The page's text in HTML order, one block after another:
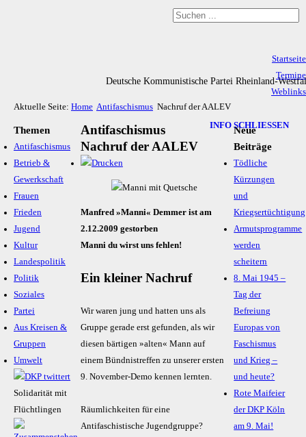
Deutsche Kommunistische Partei Rheinland-
Startseite
Termine
Weblinks
Impressum & Datenschutz
Aktuelle Seite: Home Antifaschismus Nachruf der AALEV
Themen
Antifaschismus
Betrieb &
Gewerkschaft
Frauen
Frieden
Jugend
Kultur
Landespolitik
Politik
Soziales
Partei
Aus Kreisen &
Gruppen
Umwelt
Solidarität mit
Flüchtlingen
Antifaschismus
Nachruf der AALEV
Manfred »Manni« Demmer ist am
2.12.2009 gestorben
Manni du wirst uns fehlen!
Ein kleiner Nachruf
Wir waren jung und hatten uns als
Gruppe gerade erst gefunden, als wir
diesen bärtigen »alten« Mann auf
einem Bündnistreffen zu unserer ersten
9. November-Demo kennen lernten.
Räumlichkeiten für eine
Antifaschistische Jugendgruppe?
INFO SCHLIESSEN
Neue
Beiträge
Tödliche
Kürzungen
und
Kriegsertüchtigung
Armutsprogramme
werden
scheitern
8. Mai 1945 –
Tag der
Befreiung
Europas von
Faschismus
und Krieg –
und heute?
Rote Maifeier
der DKP Köln
am 9. Mai!